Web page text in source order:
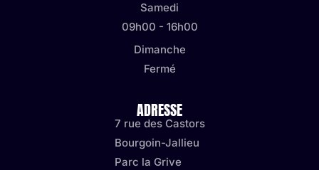
Samedi
09h00 - 16h00
Dimanche
Fermé
ADRESSE
7 rue des Castors
Bourgoin-Jallieu
Parc la Grive